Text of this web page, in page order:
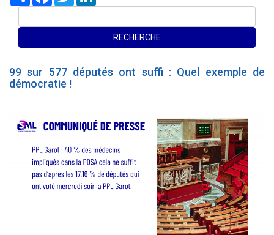
99 sur 577 députés ont suffi : Quel exemple de
démocratie !